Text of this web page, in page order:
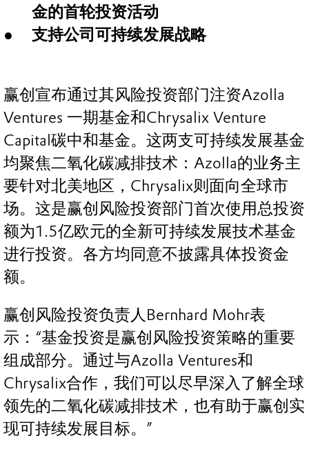
金的首轮投资活动
支持公司可持续发展战略
赢创宣布通过其风险投资部门注资Azolla
Ventures 一期基金和Chrysalix Venture
Capital碳中和基金。这两支可持续发展基金
均聚焦二氧化碳减排技术：Azolla的业务主
要针对北美地区，Chrysalix则面向全球市
场。这是赢创风险投资部门首次使用总投资
额为1.5亿欧元的全新可持续发展技术基金
进行投资。各方均同意不披露具体投资金
额。
赢创风险投资负责人Bernhard Mohr表
示：“基金投资是赢创风险投资策略的重要
组成部分。通过与Azolla Ventures和
Chrysalix合作，我们可以尽早深入了解全球
领先的二氧化碳减排技术，也有助于赢创实
现可持续发展目标。”